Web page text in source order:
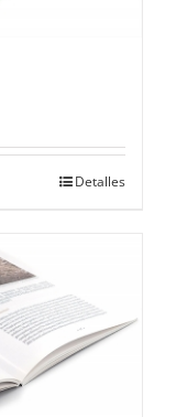
Detalles